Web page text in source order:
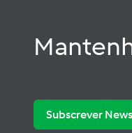
Subscrever